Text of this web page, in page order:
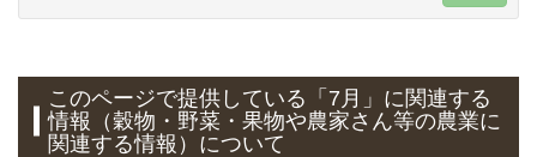
このページで提供している 「7月」 に関連する
情報（穀物・野菜・果物や農家さん等の農業に
関連する情報）について